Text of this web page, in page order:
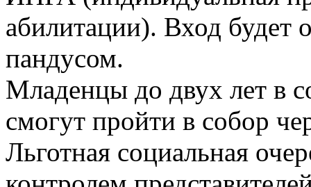
абилитации). Вход будет
пандусом.
Младенцы до двух лет в
смогут пройти в собор
Льготная социальная